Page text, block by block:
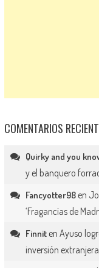
COMENTARIOS
Quirky and you
y el banquero
Fancyotter98en
‘Fragancias de
Finniten Ayuso
inversión extranjera